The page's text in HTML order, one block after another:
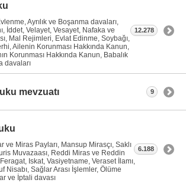
Ayrılık ve Boşanma davaları,
İddet, Velayet, Vesayet, Nafaka ve
Mal Rejimleri, Evlat Edinme, Soybağı,
Ailenin Korunması Hakkında Kanun,
Korunması Hakkında Kanun, Babalık
davaları
12.278
mevzuatı 9
ve Miras Payları, Mansup Mirasçı, Saklı
Muvazaası, Reddi Miras ve Reddin
Iskat, Vasiyetname, Veraset İlamı,
Nisabı, Sağlar Arası İşlemler, Ölüme
ve İptali davası
6.188